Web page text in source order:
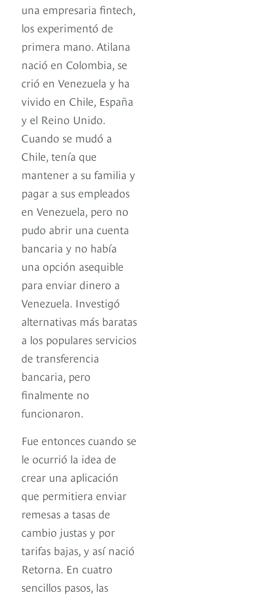
una empresaria fintech,
los experimentó de
primera mano. Atilana
nació en Colombia, se
crió en Venezuela y ha
vivido en Chile, España
y el Reino Unido.
Cuando se mudó a
Chile, tenía que
mantener a su familia y
pagar a sus empleados
en Venezuela, pero no
pudo abrir una cuenta
bancaria y no había
una opción asequible
para enviar dinero a
Venezuela. Investigó
alternativas más baratas
a los populares servicios
de transferencia
bancaria, pero
finalmente no
funcionaron.
Fue entonces cuando se
le ocurrió la idea de
crear una aplicación
que permitiera enviar
remesas a tasas de
cambio justas y por
tarifas bajas, y así nació
Retorna. En cuatro
sencillos pasos, las